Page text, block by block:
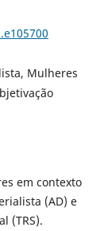
Mulheres
em contexto
(AD) e
(TRS).